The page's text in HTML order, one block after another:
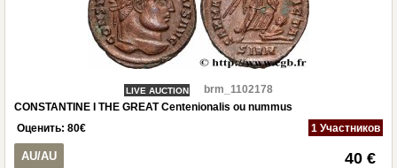
LIVE AUCTION
brm_1102178
CONSTANTINE I THE GREAT Centenionalis ou nummus
Оценить: 80€ 1 Участников
AU/AU 40 €